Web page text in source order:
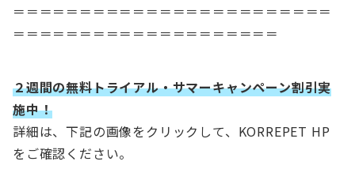
＝＝＝＝＝＝＝＝＝＝＝＝＝＝＝＝＝＝＝＝＝＝＝＝
＝＝＝＝＝＝＝＝＝＝＝＝＝＝＝＝＝＝＝＝
２週間の無料トライアル・サマーキャンペーン割引実
施中！
詳細は、下記の画像をクリックして、KORREPET HP
をご確認ください。